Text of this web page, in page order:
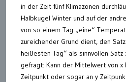
in der Zeit fünf Klimazonen
Halbkugel Winter und auf der
von so einem Tag „eine“
zureichender Grund dient, den
heißesten Tag“ als sinnvollen Satz
gefragt: Kann der Mittelwert von x
Zeitpunkt oder sogar an y